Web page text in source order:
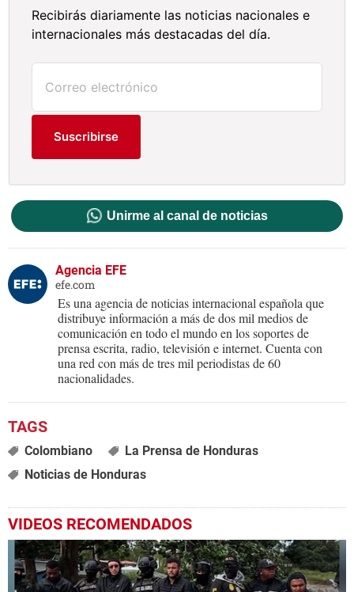
Recibirás diariamente las noticias nacionales e
internacionales más destacadas del día.
Suscribirse
Unirme al canal de noticias
Agencia EFE
efe.com
Es una agencia de noticias internacional española que
distribuye información a más de dos mil medios de
comunicación en todo el mundo en los soportes de
prensa escrita, radio, televisión e internet. Cuenta con
una red con más de tres mil periodistas de 60
nacionalidades.
Colombiano
La Prensa de Honduras
Noticias de Honduras
VIDEOS RECOMENDADOS